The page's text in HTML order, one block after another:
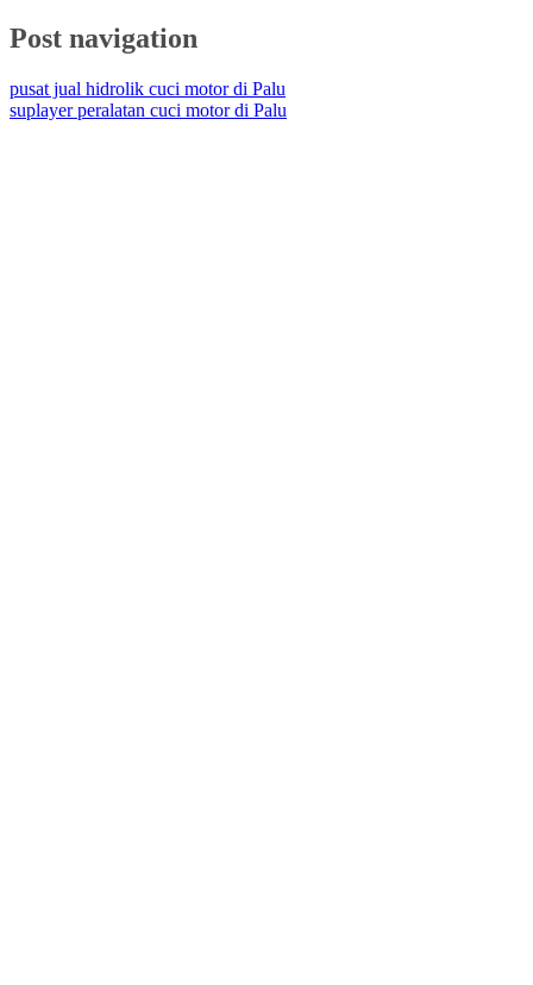
Post navigation
pusat jual hidrolik cuci motor di Palu
suplayer peralatan cuci motor di Palu